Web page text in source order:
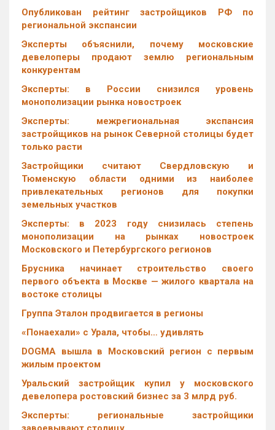
Опубликован рейтинг застройщиков РФ по
региональной экспансии
Эксперты объяснили, почему московские
девелоперы продают землю региональным
конкурентам
Эксперты: в России снизился уровень
монополизации рынка новостроек
Эксперты: межрегиональная экспансия
застройщиков на рынок Северной столицы будет
только расти
Застройщики считают Свердловскую и
Тюменскую области одними из наиболее
привлекательных регионов для покупки
земельных участков
Эксперты: в 2023 году снизилась степень
монополизации на рынках новостроек
Московского и Петербургского регионов
Брусника начинает строительство своего
первого объекта в Москве — жилого квартала на
востоке столицы
Группа Эталон продвигается в регионы
«Понаехали» с Урала, чтобы… удивлять
DOGMA вышла в Московский регион с первым
жилым проектом
Уральский застройщик купил у московского
девелопера ростовский бизнес за 3 млрд руб.
Эксперты: региональные застройщики